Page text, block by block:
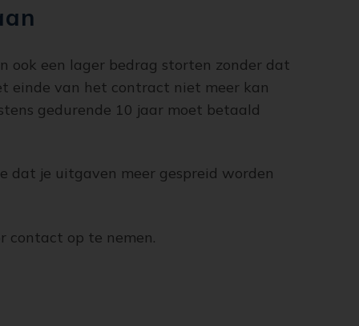
ook een lager bedrag storten zonder dat
einde van het contract niet meer kan
gedurende 10 jaar moet betaald
dat je uitgaven meer gespreid worden
contact op te nemen.